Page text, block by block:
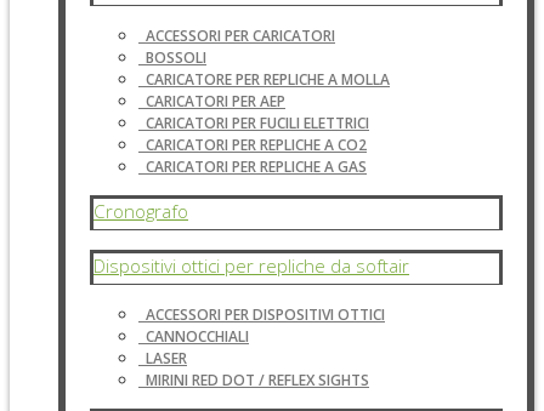
ACCESSORI PER CARICATORI
BOSSOLI
CARICATORE PER REPLICHE A MOLLA
CARICATORI PER AEP
CARICATORI PER FUCILI ELETTRICI
CARICATORI PER REPLICHE A CO2
CARICATORI PER REPLICHE A GAS
Cronografo
Dispositivi ottici per repliche da softair
ACCESSORI PER DISPOSITIVI OTTICI
CANNOCCHIALI
LASER
MIRINI RED DOT / REFLEX SIGHTS